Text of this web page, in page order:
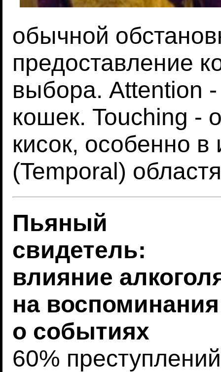
обычной
предоставление
выбора. Attention
кошек. Touching -
кисок, особенно в
(Temporal)
Пьяный
свидетель:
влияние
на воспоминания
о событиях
60% преступлений